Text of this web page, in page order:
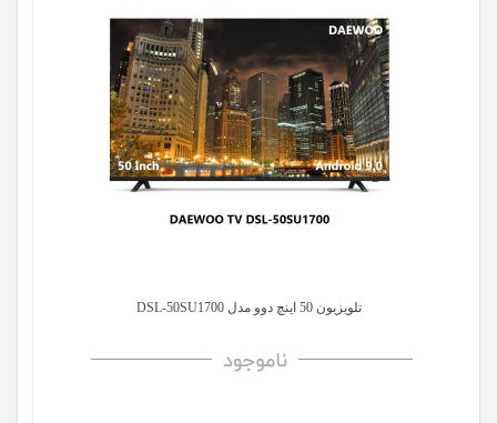
تلویزیون 50 اینچ دوو مدل DSL-50SU1700